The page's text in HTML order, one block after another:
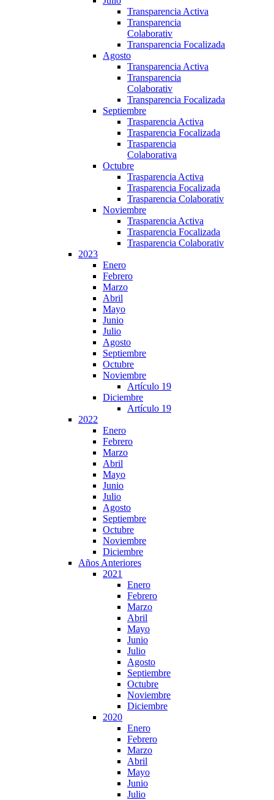
Transparencia Activa
Transparencia
Colaborativ
Transparencia Focalizada
Agosto
Transparencia Activa
Transparencia
Colaborativ
Transparencia Focalizada
Septiembre
Trasparencia Activa
Trasparencia Focalizada
Trasparencia
Colaborativa
Octubre
Trasparencia Activa
Trasparencia Focalizada
Trasparencia Colaborativ
Noviembre
Trasparencia Activa
Trasparencia Focalizada
Trasparencia Colaborativ
2023
Enero
Febrero
Marzo
Abril
Mayo
Junio
Julio
Agosto
Septiembre
Octubre
Noviembre
Artículo 19
Diciembre
Artículo 19
2022
Enero
Febrero
Marzo
Abril
Mayo
Junio
Julio
Agosto
Septiembre
Octubre
Noviembre
Diciembre
Años Anteriores
2021
Enero
Febrero
Marzo
Abril
Mayo
Junio
Julio
Agosto
Septiembre
Octubre
Noviembre
Diciembre
2020
Enero
Febrero
Marzo
Abril
Mayo
Junio
Julio